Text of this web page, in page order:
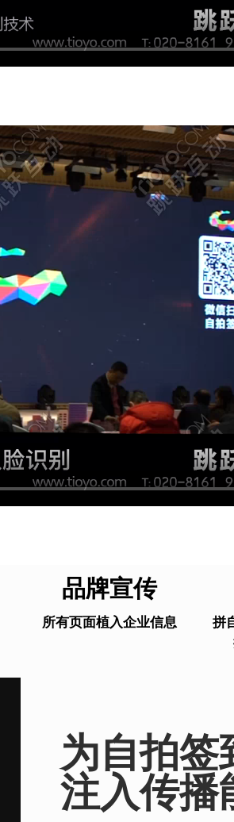
品牌宣传
所有页面植入企业信息
拼
为自拍签
注入传播